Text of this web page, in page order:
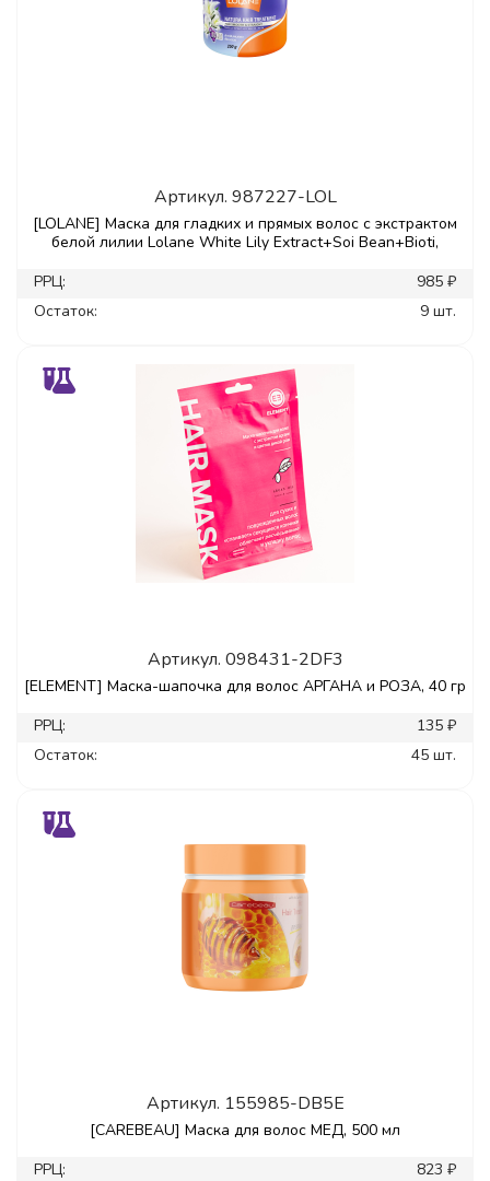
Артикул. 987227-LOL
[LOLANE] Маска для гладких и прямых волос с экстрактом
белой лилии Lolane White Lily Extract+Soi Bean+Bioti,
РРЦ:
985 ₽
Остаток:
9 шт.
Артикул. 098431-2DF3
[ELEMENT] Маска-шапочка для волос АРГАНА и РОЗА, 40 гр
РРЦ:
135 ₽
Остаток:
45 шт.
Артикул. 155985-DB5E
[CAREBEAU] Маска для волос МЕД, 500 мл
РРЦ:
823 ₽